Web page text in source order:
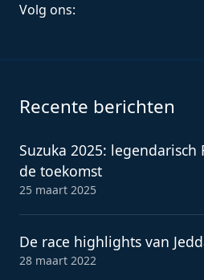
Volg ons:
Recente berichten
Suzuka 2025:
de toekomst
25 maart 2025
De race highlights van
28 maart 2022